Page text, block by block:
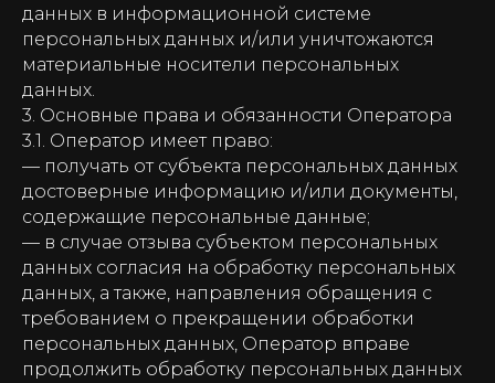
данных в информационной системе
персональных данных и/или уничтожаются
материальные носители персональных
данных.
3. Основные права и обязанности Оператора
3.1. Оператор имеет право:
— получать от субъекта персональных данных
достоверные информацию и/или документы,
содержащие персональные данные;
— в случае отзыва субъектом персональных
данных согласия на обработку персональных
данных, а также, направления обращения с
требованием о прекращении обработки
персональных данных, Оператор вправе
продолжить обработку персональных данных